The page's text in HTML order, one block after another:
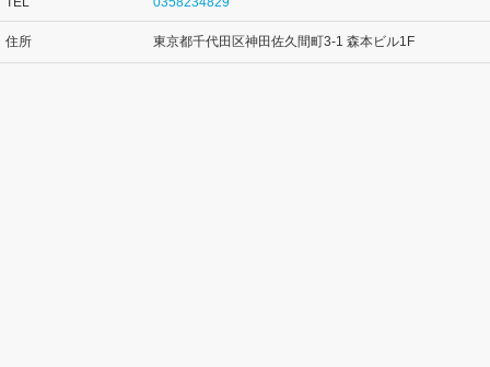
住所 東京都千代田区神田佐久間町3-1 森本ビル1F